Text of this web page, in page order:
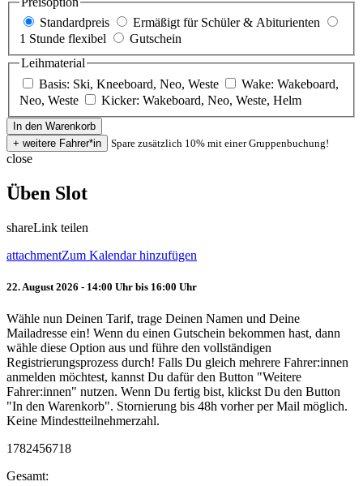
Standardpreis
Ermäßigt für Schüler & Abiturienten
1 Stunde flexibel
Gutschein
Leihmaterial
Basis: Ski, Kneeboard, Neo, Weste
Wake: Wakeboard,
Neo, Weste
Kicker: Wakeboard, Neo, Weste, Helm
Spare zusätzlich 10% mit einer Gruppenbuchung!
close
Üben Slot
shareLink teilen
attachmentZum Kalendar hinzufügen
22. August 2026 - 14:00 Uhr bis 16:00 Uhr
Wähle nun Deinen Tarif, trage Deinen Namen und Deine
Mailadresse ein! Wenn du einen Gutschein bekommen hast, dann
wähle diese Option aus und führe den vollständigen
Registrierungsprozess durch! Falls Du gleich mehrere Fahrer:innen
anmelden möchtest, kannst Du dafür den Button "Weitere
Fahrer:innen" nutzen. Wenn Du fertig bist, klickst Du den Button
"In den Warenkorb". Stornierung bis 48h vorher per Mail möglich.
Keine Mindestteilnehmerzahl.
1782456718
Gesamt: